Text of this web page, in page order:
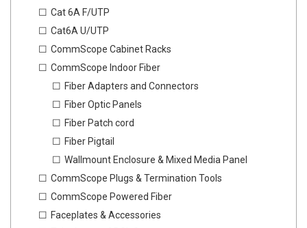
Cat 6A F/UTP
Cat6A U/UTP
CommScope Cabinet Racks
CommScope Indoor Fiber
Fiber Adapters and Connectors
Fiber Optic Panels
Fiber Patch cord
Fiber Pigtail
Wallmount Enclosure & Mixed Media Panel
CommScope Plugs & Termination Tools
CommScope Powered Fiber
Faceplates & Accessories